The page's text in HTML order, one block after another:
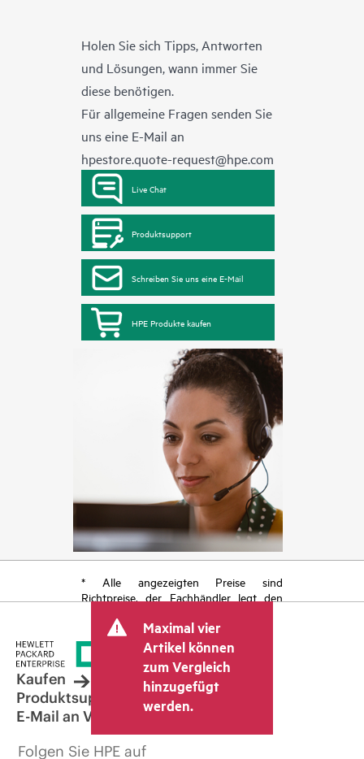
Holen Sie sich Tipps, Antworten
und Lösungen, wann immer Sie
diese benötigen.
Für allgemeine Fragen senden Sie
uns eine E-Mail an
hpestore.quote-request@hpe.com
Live Chat
Produktsupport
Schreiben Sie uns eine E-Mail
HPE Produkte kaufen
* Alle angezeigten Preise sind
Richtpreise, der Fachhändler legt den
kann weitere Gebühren wie
Mehrwertsteuer und Versandkosten
berücksichtigen. Der vom Fachhändler
festgelegte Transaktionspreis kann von
dem anderer Fachhändler und dem
angezeigten Richtpreis abweichen. Die
Richtpreise können zeitlich begrenzte
Sonderangebote enthalten. HPE behält
sich das Recht vor, jederzeit
Maximal vier
Artikel können
zum Vergleich
hinzugefügt
werden.
Kaufen
Produktsupport
E-Mail an Vertrieb
Folgen Sie HPE auf